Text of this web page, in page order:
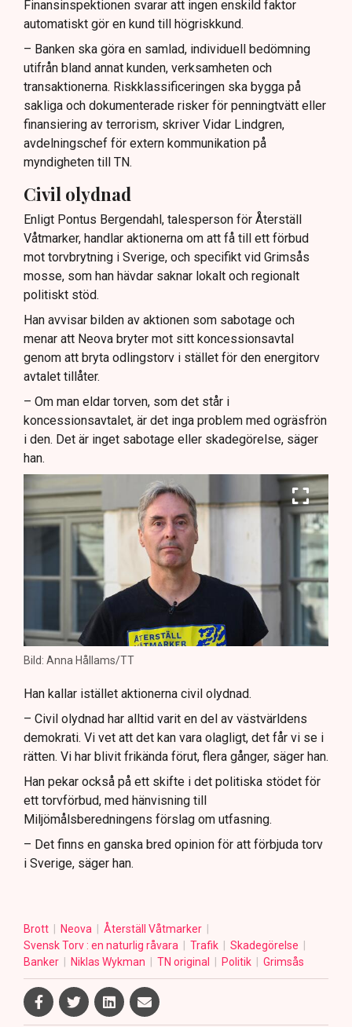
Finansinspektionen svarar att ingen enskild faktor
automatiskt gör en kund till högriskkund.
– Banken ska göra en samlad, individuell bedömning
utifrån bland annat kunden, verksamheten och
transaktionerna. Riskklassificeringen ska bygga på
sakliga och dokumenterade risker för penningtvätt eller
finansiering av terrorism, skriver Vidar Lindgren,
avdelningschef för extern kommunikation på
myndigheten till TN.
Civil olydnad
Enligt Pontus Bergendahl, talesperson för Återställ
Våtmarker, handlar aktionerna om att få till ett förbud
mot torvbrytning i Sverige, och specifikt vid Grimsås
mosse, som han hävdar saknar lokalt och regionalt
politiskt stöd.
Han avvisar bilden av aktionen som sabotage och
menar att Neova bryter mot sitt koncessionsavtal
genom att bryta odlingstorv i stället för den energitorv
avtalet tillåter.
– Om man eldar torven, som det står i
koncessionsavtalet, är det inga problem med ogräsfrön
i den. Det är inget sabotage eller skadegörelse, säger
han.
Bild: Anna Hållams/TT
Han kallar istället aktionerna civil olydnad.
– Civil olydnad har alltid varit en del av västvärldens
demokrati. Vi vet att det kan vara olagligt, det får vi se i
rätten. Vi har blivit frikända förut, flera gånger, säger han.
Han pekar också på ett skifte i det politiska stödet för
ett torvförbud, med hänvisning till
Miljömålsberedningens förslag om utfasning.
– Det finns en ganska bred opinion för att förbjuda torv
i Sverige, säger han.
Brott Neova
Återställ Våtmarker
Svensk Torv : en naturlig råvara
Trafik
Skadegörelse
Banker
Niklas Wykman TN original Politik Grimsås